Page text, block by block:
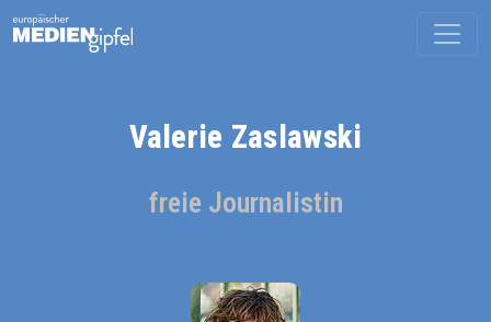
Valerie Zaslawski
freie Journalistin